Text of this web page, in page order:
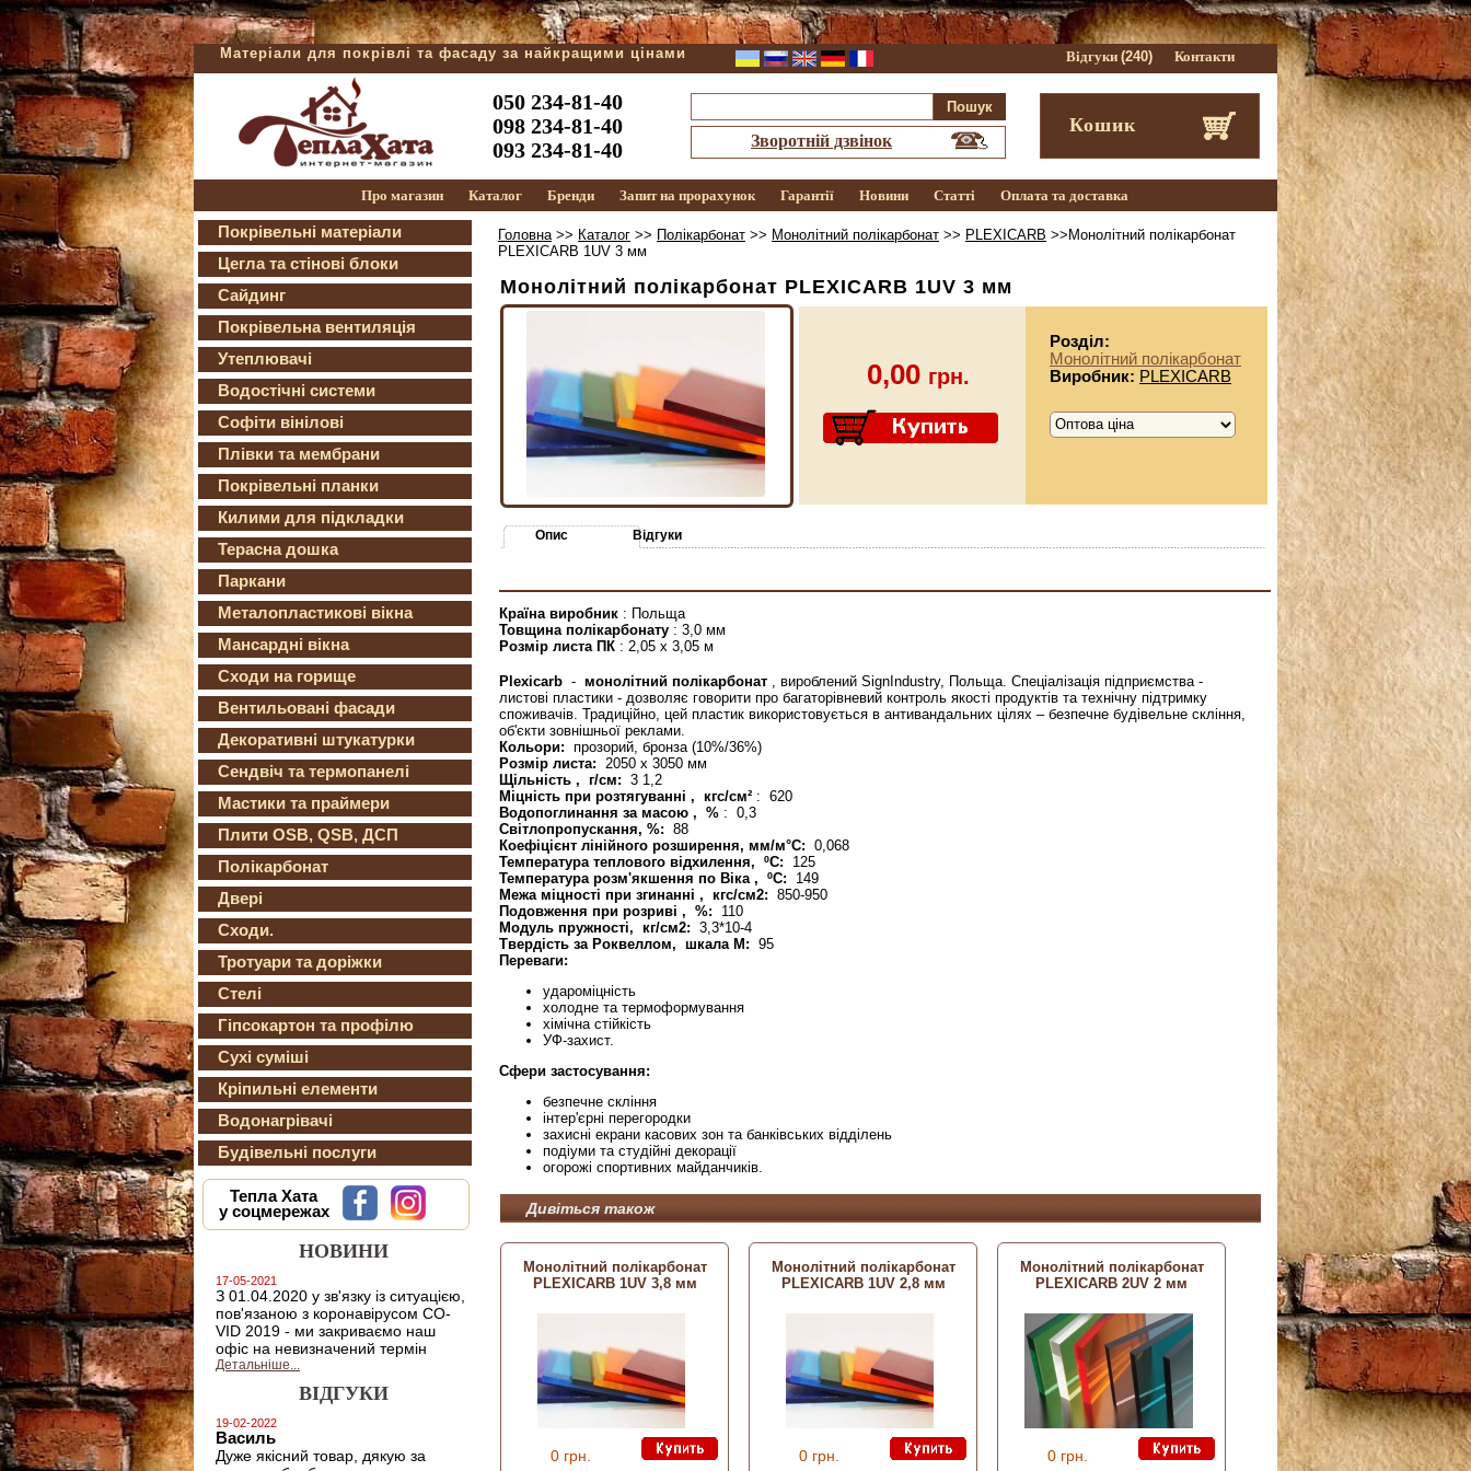
Матеріали для покрівлі та фасаду за найкращими цінами Відгуки (240) Контакти
050 234-81-40
098 234-81-40
093 234-81-40
Зворотній дзвінок
Кошик
Про магазин Каталог Бренди Запит на прорахунок Гарантії Новини Статті Оплата та доставка
Покрівельні матеріали
Цегла та стінові блоки
Сайдинг
Покрівельна вентиляція
Утеплювачі
Водостічні системи
Софіти вінілові
Плівки та мембрани
Покрівельні планки
Килими для підкладки
Терасна дошка
Паркани
Металопластикові вікна
Мансардні вікна
Сходи на горище
Вентильовані фасади
Декоративні штукатурки
Сендвіч та термопанелі
Мастики та праймери
Плити OSB, QSB, ДСП
Полікарбонат
Двері
Сходи.
Тротуари та доріжки
Стелі
Гіпсокартон та профілю
Сухі суміші
Кріпильні елементи
Водонагрівачі
Будівельні послуги
Тепла Хата
у соцмережах
НОВИНИ
17-05-2021
З 01.04.2020 у зв'язку із ситуацією,
пов'язаною з коронавірусом CO-
VID 2019 - ми закриваємо наш
офіс на невизначений термін
Детальніше...
ВІДГУКИ
19-02-2022
Василь
Дуже якісний товар, дякую за
Головна>> Каталог >> Полікарбонат >> Монолітний полікарбонат >> PLEXICARB >>Монолітний полікарбонат
PLEXICARB 1UV 3 мм
Монолітний полікарбонат PLEXICARB 1UV 3 мм
0,00 грн.
Розділ:
Монолітний полікарбонат
Виробник: PLEXICARB
Опис Відгуки
Країна виробник : Польща
Товщина полікарбонату : 3,0 мм
Розмір листа ПК : 2,05 х 3,05 м
Plexicarb - монолітний полікарбонат , вироблений SignIndustry, Польща. Спеціалізація підприємства -
листові пластики - дозволяє говорити про багаторівневий контроль якості продуктів та технічну підтримку
споживачів. Традиційно, цей пластик використовується в антивандальних цілях – безпечне будівельне скління,
об'єкти зовнішньої реклами.
Кольори: прозорий, бронза (10%/36%)
Розмір листа:
2050 х 3050 мм
Щільність , г/см: 3 1,2
Міцність при розтягуванні , кгс/см² : 620
Водопоглинання за масою , % : 0,3
Світлопропускання, %: 88
Коефіцієнт лінійного розширення, мм/м°C: 0,068
Температура теплового відхилення, ºС:
125
Температура розм'якшення по Віка , ºС:
149
Межа міцності при згинанні , кгс/см2: 850-950
Подовження при розриві , %:
110
Модуль пружності, кг/см2: 3,3*10-4
Твердість за Роквеллом, шкала М: 95
Переваги:
удароміцність
холодне та термоформування
хімічна стійкість
УФ-захист.
Сфери застосування:
безпечне скління
інтер'єрні перегородки
захисні екрани касових зон та банківських відділень
подіуми та студійні декорації
огорожі спортивних майданчиків.
Дивіться також
Монолітний полікарбонат
PLEXICARB 1UV 3,8 мм
0 грн.
Монолітний полікарбонат
PLEXICARB 1UV 2,8 мм
0 грн.
Монолітний полікарбонат
PLEXICARB 2UV 2 мм
0 грн.